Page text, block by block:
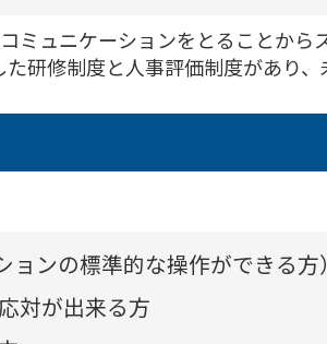
ミュニケーションをとることから
研修制度と人事評価制度があり、
ンの標準的な操作ができる方）
対が出来る方